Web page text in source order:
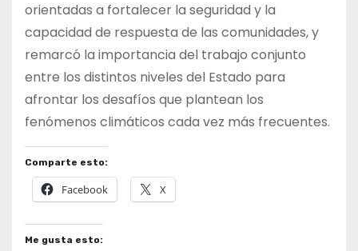
orientadas a fortalecer la seguridad y la
capacidad de respuesta de las comunidades, y
remarcó la importancia del trabajo conjunto
entre los distintos niveles del Estado para
afrontar los desafíos que plantean los
fenómenos climáticos cada vez más frecuentes.
Comparte esto:
Facebook X
Me gusta esto: